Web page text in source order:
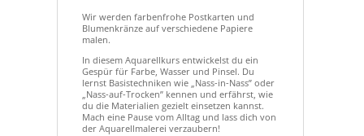
Wir werden farbenfrohe Postkarten und
Blumenkränze auf verschiedene Papiere
malen.
In diesem Aquarellkurs entwickelst du ein
Gespür für Farbe, Wasser und Pinsel. Du
lernst Basistechniken wie „Nass-in-Nass” oder
„Nass-auf-Trocken” kennen und erfährst, wie
du die Materialien gezielt einsetzen kannst.
Mach eine Pause vom Alltag und lass dich von
der Aquarellmalerei verzaubern!